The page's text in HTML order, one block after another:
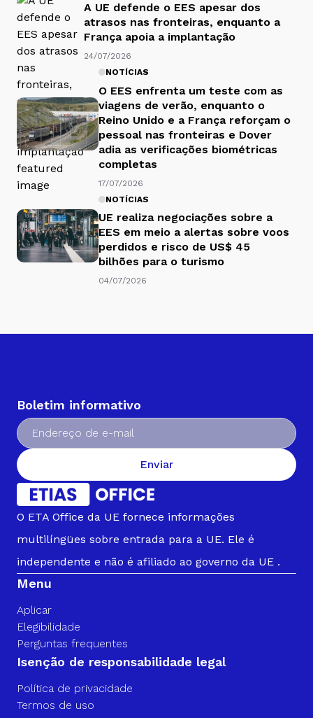
A UE defende o EES apesar dos
atrasos nas fronteiras, enquanto a
França apoia a implantação
24/07/2026
NOTÍCIAS
O EES enfrenta um teste com as
viagens de verão, enquanto o
Reino Unido e a França reforçam o
pessoal nas fronteiras e Dover
adia as verificações biométricas
completas
17/07/2026
NOTÍCIAS
UE realiza negociações sobre a
EES em meio a alertas sobre voos
perdidos e risco de US$ 45
bilhões para o turismo
04/07/2026
Boletim informativo
Enviar
O ETA Office da UE fornece informações
multilíngües sobre entrada para a UE. Ele é
independente e não é afiliado ao governo da UE .
Menu
Aplicar
Elegibilidade
Perguntas frequentes
Isenção de responsabilidade legal
Política de privacidade
Termos de uso